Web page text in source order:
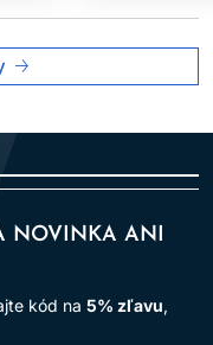
minimalizovať riziko
NOVINKA ANI
kód na 5% zľavu,